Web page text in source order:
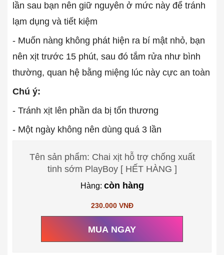
lần sau bạn nên giữ nguyên ở mức này để tránh
lạm dụng và tiết kiệm
- Muốn nàng không phát hiện ra bí mật nhỏ, bạn
nên xịt trước 15 phút, sau đó tắm rửa như bình
thường, quan hệ bằng miệng lúc này cực an toàn
Chú ý:
- Tránh xịt lên phần da bị tổn thương
- Một ngày không nên dùng quá 3 lần
Tên sản phẩm: Chai xịt hỗ trợ chống xuất
tinh sớm PlayBoy [ HẾT HÀNG ]
Hàng: còn hàng
230.000 VNĐ
MUA NGAY